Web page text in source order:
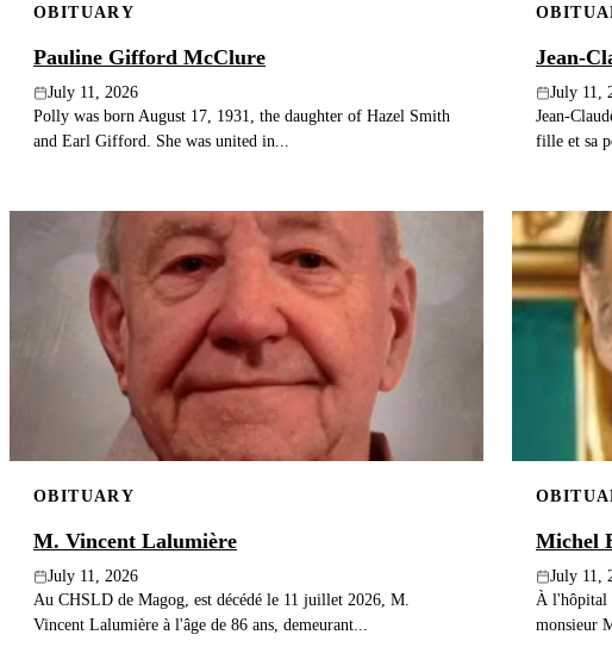
OBITUARY
Pauline Gifford McClure
July 11, 2026
Polly was born August 17, 1931, the daughter of Hazel Smith
and Earl Gifford. She was united in...
Jean-
July 11,
Jean-
fille et sa
OBITUARY
M. Vincent Lalumière
July 11, 2026
Au CHSLD de Magog, est décédé le 11 juillet 2026, M.
Vincent Lalumière à l'âge de 86 ans, demeurant...
Michel
July 11,
À l'hôpital
monsieur